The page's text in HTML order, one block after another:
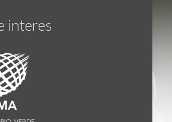
interes